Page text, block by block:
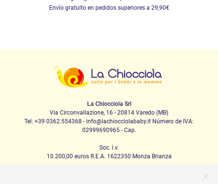
Envío gratuito en pedidos superiores a 29,90€
La Chiocciola Srl
Via Circonvallazione, 16 - 20814 Varedo (MB)
Tel. +39 0362.554368 - info@lachiocciolababy.it Número de IVA:
02999690965 - Cap.
Soc. i.v.
10.200,00 euros R.E.A. 1622350 Monza Brianza